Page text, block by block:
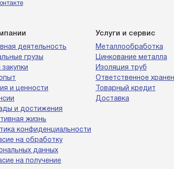
деятельность
грузы
и ценности
и достижения
жизнь
конфиденциальности
на обработку
данных
на получение
Услуги и сервис
Металлообработка
Цинкование металла
Изоляция труб
Ответственное
Товарный кредит
Доставка